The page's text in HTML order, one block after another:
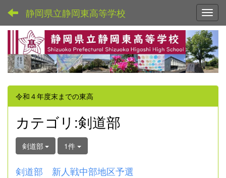
静岡県立静岡東高等学校
令和４年度末までの東高
カテゴリ:剣道部
剣道部 1件
剣道部 新人戦中部地区予選